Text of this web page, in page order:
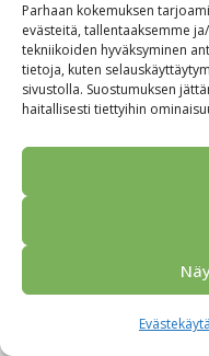
Parhaan kokemuksen
evästeitä, tallentaaksemme
tekniikoiden hyväksyminen
tietoja, kuten
sivustolla. Suostumuksen
haitallisesti tiettyihin
Alkuun Ryhmille
Yhteistyökumppanit
© 2026 Porvoo